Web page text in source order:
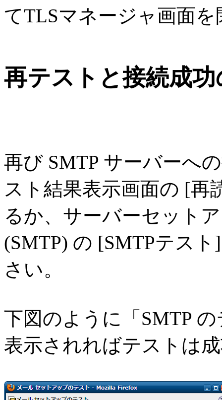
てTLSマネージャ画面
再テストと接続成功
再び SMTP サーバーへ
スト結果表示画面の [
るか、サーバーセット
(SMTP) の [SMTPテス
さい。
下図のように「SMTP
表示されればテストは